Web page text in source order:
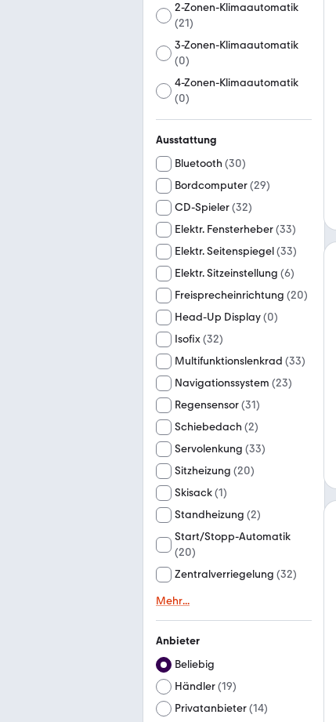
2-Zonen-Klimaautomatik
(21)
3-Zonen-Klimaautomatik
(0)
4-Zonen-Klimaautomatik
(0)
Ausstattung
Bluetooth (30)
Bordcomputer(29)
CD-Spieler(32)
Elektr. Fensterheber(33)
Elektr. Seitenspiegel(33)
Elektr. Sitzeinstellung (6)
Freisprecheinrichtung (20)
Head-Up Display(0)
Isofix(32)
Multifunktionslenkrad (33)
Navigationssystem (23)
Regensensor(31)
Schiebedach (2)
Servolenkung (33)
Sitzheizung (20)
Skisack(1)
Standheizung (2)
Start/Stopp-Automatik
(20)
Zentralverriegelung (32)
Mehr...
Anbieter
Beliebig
Händler(19)
Privatanbieter(14)